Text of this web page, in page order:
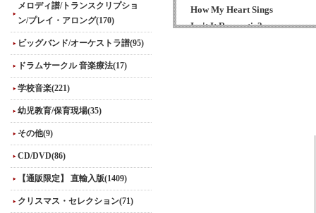
メロディ譜/トランスクリプショ
ン/プレイ・アロング(170)
ビッグバンド/オーケストラ譜(95)
ドラムサークル 音楽療法(17)
学校音楽(221)
幼児教育/保育現場(35)
その他(9)
CD/DVD(86)
【通販限定】 直輸入版(1409)
クリスマス・セレクション(71)
How My Heart Sings
Isn't It Romantic?